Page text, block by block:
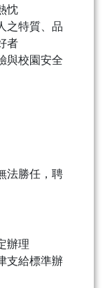
忱
之特質、品
者
與校園安全
法勝任，聘
辦理
支給標準辦